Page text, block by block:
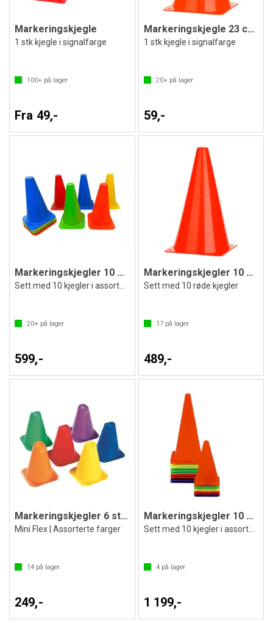
Markeringskjegle
1 stk kjegle i signalfarge
100+ på lager
Fra 49,-
Markeringskjegle 23 cm | Oransje
1 stk kjegle i signalfarge
20+på lager
59,-
Markeringskjegler 10 stk | 23 cm
20+ på lager
599,-
Markeringskjegler 10 stk | 37 cm
Sett med 10 røde kjegler
17på lager
489,-
Markeringskjegler 6 stk | 16 cm
Mini Flex | Assorterte farger
14 på lager
249,-
Markeringskjegler 10 stk | 37 cm
Sett med 10 kjegler i assorterte farger
4på lager
1 199,-